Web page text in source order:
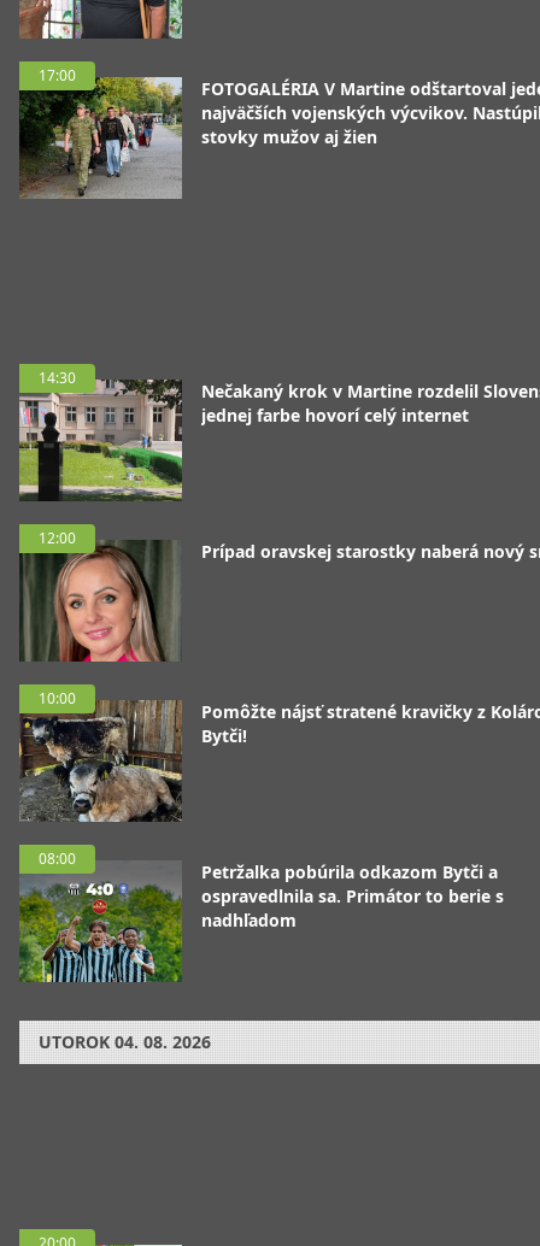
17:00
FOTOGALÉRIA V Martine odštartoval
najväčších vojenských výcvikov.
stovky mužov aj žien
14:30
Nečakaný krok v Martine rozdelil
jednej farbe hovorí celý internet
12:00
Prípad oravskej starostky naberá nový
10:00
Pomôžte nájsť stratené kravičky z
Bytči!
08:00
Petržalka pobúrila odkazom Bytči a
ospravedlnila sa. Primátor to berie s
nadhľadom
UTOROK 04. 08. 2026